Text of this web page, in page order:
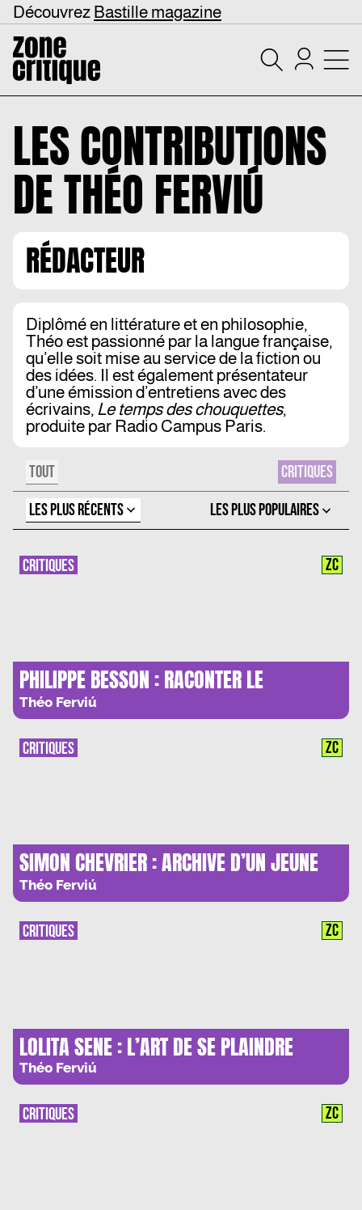
Découvrez Bastille magazine
LES CONTRIBUTIONS
DETHÉO FERVIÚ
RÉDACTEUR
Diplômé en littérature et en philosophie,
Théo est passionné par la langue française,
qu’elle soit mise au service de la fiction ou
des idées. Il est également présentateur
d’une émission d’entretiens avec des
écrivains, Le temps des chouquettes,
produite par Radio Campus Paris.
TOUT
CRITIQUES
LES PLUS RÉCENTS
LES PLUS POPULAIRES
PHILIPPE BESSON : RACONTER LE
HARCELEMENT SCOLAIRE
Théo Ferviú
CRITIQUES ZC
SIMON CHEVRIER : ARCHIVE D’UN JEUNE
D’AUJOURD’HUI
Théo Ferviú
CRITIQUES ZC
LOLITA SENE : L’ART DE SE PLAINDRE
Théo Ferviú
CRITIQUES ZC
CRITIQUES ZC